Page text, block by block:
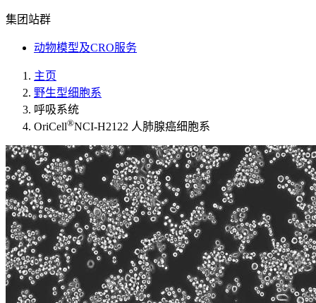
集团站群
动物模型及CRO服务
主页
野生型细胞系
呼吸系统
OriCell®NCI-H2122 人肺腺癌细胞系